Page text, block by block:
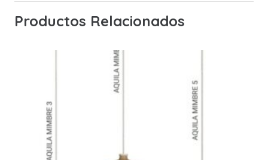
Productos Relacionados